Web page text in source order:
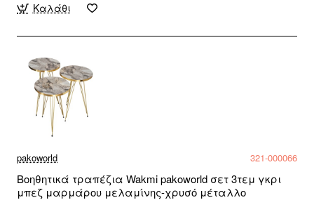
Καλάθι
pakoworld 321-000066
Βοηθητικά τραπέζια Wakmi pakoworld σετ 3τεμ γκρι
μπεζ μαρμάρου μελαμίνης-χρυσό μέταλλο